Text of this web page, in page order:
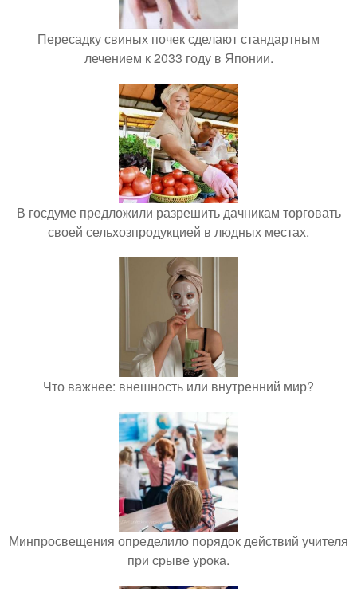
Пересадку свиных почек сделают стандартным
лечением к 2033 году в Японии.
В госдуме предложили разрешить дачникам торговать
своей сельхозпродукцией в людных местах.
Что важнее: внешность или внутренний мир?
Минпросвещения определило порядок действий учителя
при срыве урока.